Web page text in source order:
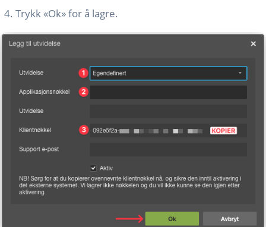
Trykk «Ok» for å lagre.